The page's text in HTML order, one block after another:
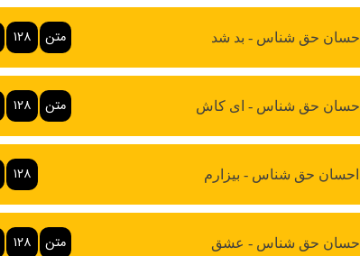
احسان حق شناس - بد شد متن ۱۲۸
احسان حق شناس - ای کاش متن ۱۲۸
احسان حق شناس - بیزارم ۱۲۸
احسان حق شناس - عشق متن ۱۲۸